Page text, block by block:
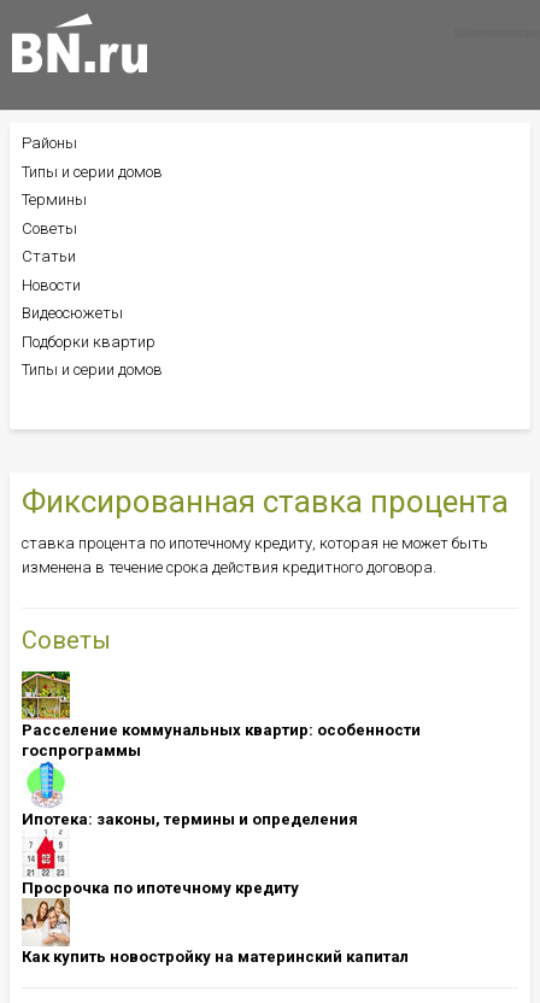
Фиксированная ставка процента
ставка процента по ипотечному кредиту, которая не может быть
изменена в течение срока действия кредитного договора.
Советы
Расселение коммунальных квартир: особенности
госпрограммы
Ипотека: ​​​​​​​законы, термины и определения
Просрочка по ипотечному кредиту
Как купить новостройку на материнский капитал
БОКОВОЕ
МЕНЮ
Районы
Типы и серии домов
Термины
Советы
Статьи
Новости
Видеосюжеты
Подборки квартир
Типы и серии домов